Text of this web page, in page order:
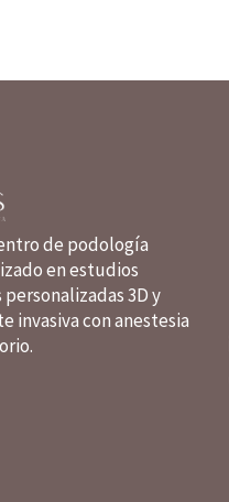
de podología
en estudios
3D y
invasiva con anestesia